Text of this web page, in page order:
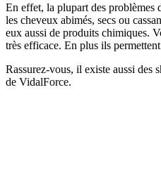
En effet, la plupart des problèmes
les cheveux abimés, secs ou
eux aussi de produits chimiques.
très efficace. En plus ils
Rassurez-vous, il existe aussi des
de VidalForce.